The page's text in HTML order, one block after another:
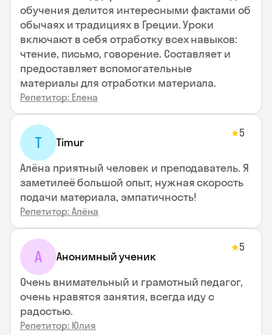
обучения делится интересными фактами об
обычаях и традициях в Греции. Уроки
включают в себя отработку всех навыков:
чтение, письмо, говорение. Составляет и
предоставляет вспомогательные
материалы для отработки материала.
Репетитор: Елена
T Timur
★5
Алёна приятный человек и преподаватель. Я
заметилеё большой опыт, нужная скорость
подачи материала, эмпатичность!
Репетитор: Алёна
А Анонимный ученик
★5
Очень внимательный и грамотный педагог,
очень нравятся занятия, всегда иду с
радостью.
Репетитор: Юлия